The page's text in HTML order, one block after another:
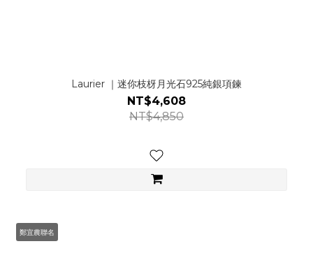
Laurier ｜迷你枝枒月光石925純銀項鍊
NT$4,608
NT$4,850
鄭宜農聯名